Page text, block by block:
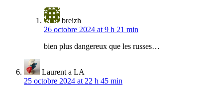
breizh
26 octobre 2024 at 9 h 21 min
bien plus dangereux que les russes…
Laurent a LA
25 octobre 2024 at 22 h 45 min